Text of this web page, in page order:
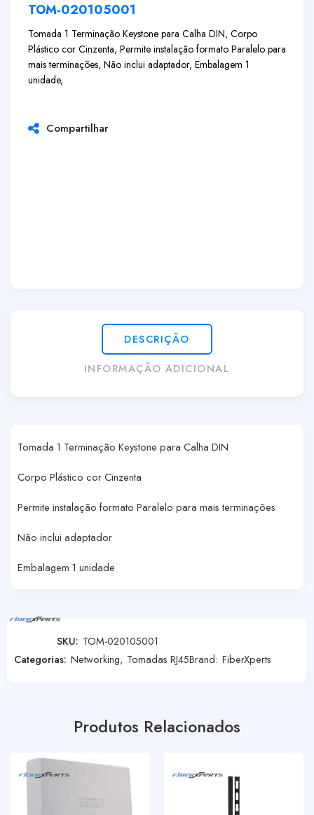
TOM-020105001
Tomada 1 Terminação Keystone para Calha DIN, Corpo
Plástico cor Cinzenta, Permite instalação formato Paralelo para
mais terminações, Não inclui adaptador, Embalagem 1
unidade,
Compartilhar
DESCRIÇÃO
INFORMAÇÃO ADICIONAL
Tomada 1 Terminação Keystone para Calha DIN
Corpo Plástico cor Cinzenta
Permite instalação formato Paralelo para mais terminações
Não inclui adaptador
Embalagem 1 unidade
SKU: TOM-020105001
Categorias: Networking, Tomadas RJ45Brand: FiberXperts
Produtos Relacionados